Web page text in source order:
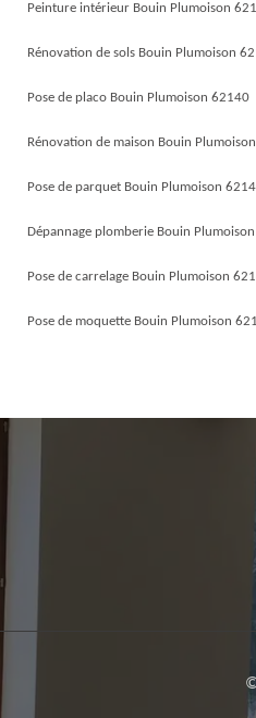
Peinture intérieur Bouin Plumoison
Rénovation de sols Bouin Plumoison
Pose de placo Bouin Plumoison 62140
Rénovation de maison Bouin
Pose de parquet Bouin Plumoison
Dépannage plomberie Bouin
Pose de carrelage Bouin Plumoison
Pose de moquette Bouin Plumoison